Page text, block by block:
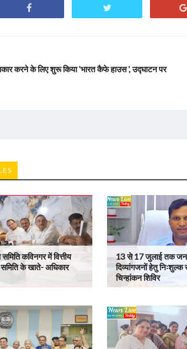
करने के लिए शुरू किया 'भारत कैफे हाउस ', उद्घाटन पर
समिति कविनगर में वित्तीय
के खाते- अधिकार
13 से 17 जुलाई तक
दिव्यांगजनों हेतु
चिन्हांकन शिविर